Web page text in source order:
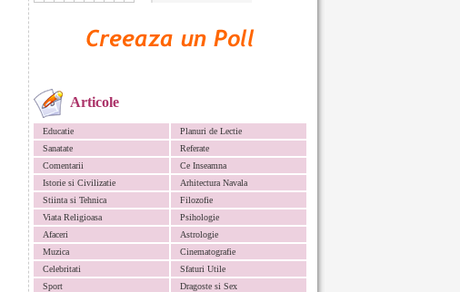
Articole
Educatie
Planuri de Lectie
Sanatate
Referate
Comentarii
Ce Inseamna
Istorie si Civilizatie
Arhitectura Navala
Stiinta si Tehnica
Filozofie
Viata Religioasa
Psihologie
Afaceri
Astrologie
Muzica
Cinematografie
Celebritati
Sfaturi Utile
Sport
Dragoste si Sex